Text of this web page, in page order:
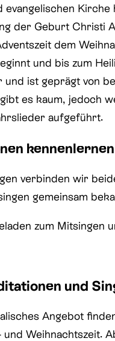
evangelischen
der Geburt Christi
dem
und bis zum
ist geprägt von
es kaum, jedoch
aufgeführt.
kennenlernen
verbinden wir
gemeinsam
zum Mitsingen
und
Angebot
Weihnachtszeit.